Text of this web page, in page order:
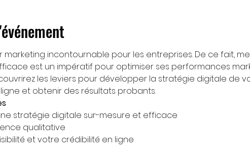
marketing incontournable pour les entreprises. De ce fait,
est un impératif pour optimiser ses performances
les leviers pour développer la stratégie digitale de
et obtenir des résultats probants.
stratégie digitale sur-mesure et efficace
qualitative
et votre crédibilité en ligne